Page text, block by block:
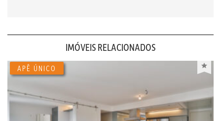
IMÓVEIS RELACIONADOS